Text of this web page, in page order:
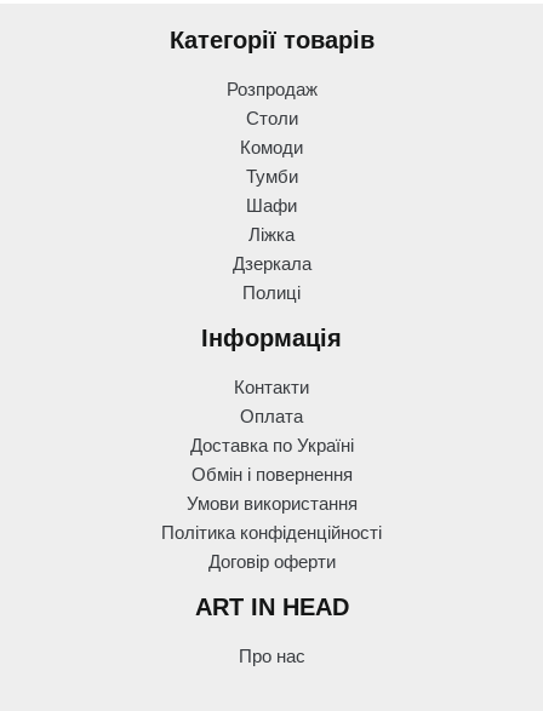
Категорії товарів
Розпродаж
Столи
Комоди
Тумби
Шафи
Ліжка
Дзеркала
Полиці
Інформація
Контакти
Оплата
Доставка по Україні
Обмін і повернення
Умови використання
Політика конфіденційності
Договір оферти
ART IN HEAD
Про нас